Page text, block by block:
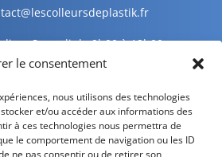
le consentement
nous utilisons des technologies
et/ou accéder aux informations des
à ces technologies nous permettra de
le comportement de navigation ou les ID
ne pas consentir ou de retirer son
au Samedi de 9h00 à 19h00
légales